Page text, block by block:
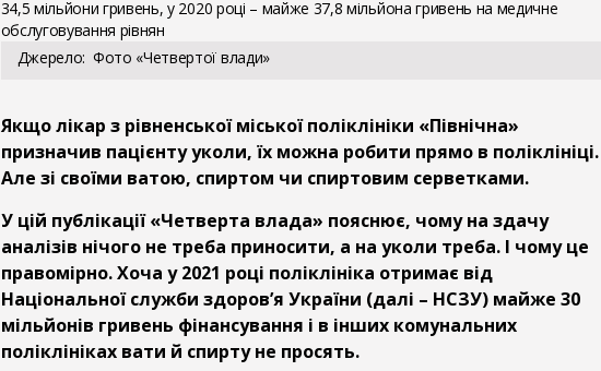
34,5 мільйони гривень, у 2020 році – майже 37,8 мільйона гривень на медичне
обслуговування рівнян
Джерело Фото «Четвертої влади»
Якщо лікар з рівненської міської поліклініки «Північна»
призначив пацієнту уколи, їх можна робити прямо в поліклініці.
Але зі своїми ватою, спиртом чи спиртовим серветками.
У цій публікації «Четверта влада» пояснює, чому на здачу
аналізів нічого не треба приносити, а на уколи треба. І чому це
правомірно. Хоча у 2021 році поліклініка отримає від
Національної служби здоров’я України (далі – НСЗУ) майже 30
мільйонів гривень фінансування і в інших комунальних
поліклініках вати й спирту не просять.